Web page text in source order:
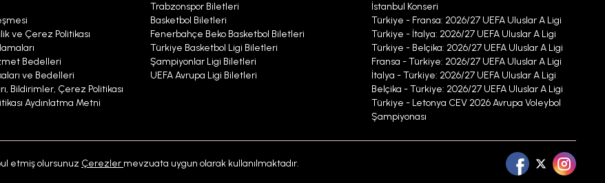
ve Çerez Politikası
Bedelleri
ve Bedelleri
Bildirimler, Çerez Politikası
Aydınlatma Metni
Trabzonspor Biletleri
Basketbol Biletleri
Fenerbahçe Beko Basketbol Biletleri
Türkiye Basketbol Ligi Biletleri
Şampiyonlar Ligi Biletleri
UEFA Avrupa Ligi Biletleri
İstanbul Konseri
Türkiye - Fransa: 2026/27 UEFA Uluslar A Ligi
Türkiye - İtalya: 2026/27 UEFA Uluslar A Ligi
Türkiye - Belçika: 2026/27 UEFA Uluslar A Ligi
Fransa - Türkiye: 2026/27 UEFA Uluslar A Ligi
İtalya - Türkiye: 2026/27 UEFA Uluslar A Ligi
Belçika - Türkiye: 2026/27 UEFA Uluslar A Ligi
Türkiye - Letonya CEV 2026 Avrupa Voleybol
Şampiyonası
etmiş olursunuz Çerezler mevzuata uygun olarak kullanılmaktadır.